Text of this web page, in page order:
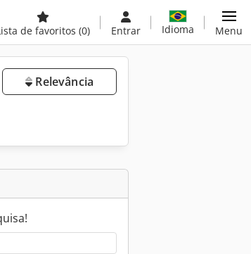
de favoritos (0) Entrar Idioma Menu
Relevância